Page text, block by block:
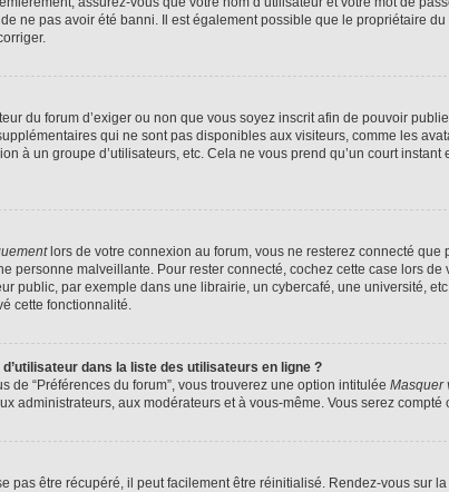
ne pas avoir été banni. Il est également possible que le propriétaire
du forum d’exiger ou non que vous soyez inscrit afin de pouvoir
qui ne sont pas disponibles aux visiteurs, comme les
à un groupe d’utilisateurs, etc. Cela ne vous prend qu’un court
lors de votre connexion au forum, vous ne resterez connecté que
personne malveillante. Pour rester connecté, cochez cette case lors de
public, par exemple dans une librairie, un cybercafé, une université,
cette fonctionnalité.
dans la liste des utilisateurs en ligne ?
de “Préférences du forum”, vous trouverez une option intitulée Masquer
administrateurs, aux modérateurs et à vous-même. Vous serez
pas être récupéré, il peut facilement être réinitialisé. Rendez-vous sur